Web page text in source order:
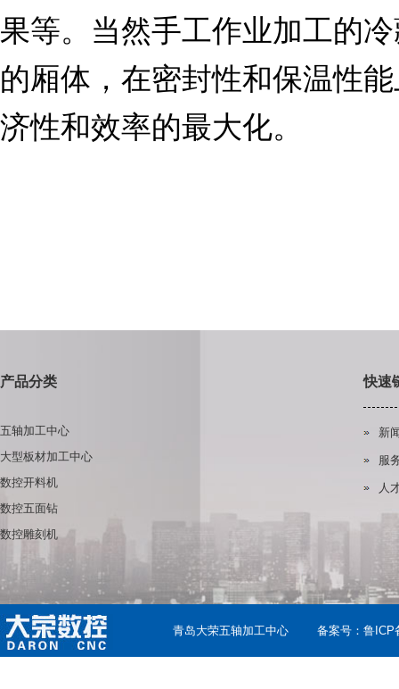
果等。当然手工作业加工的
的厢体，在密封性和保温性
济性和效率的最大化。
产品分类
五轴加工中心
大型板材加工中心
数控开料机
数控五面钻
数控雕刻机
快速
新
服
人
青岛大荣五轴加工中心 备案号： 鲁ICP